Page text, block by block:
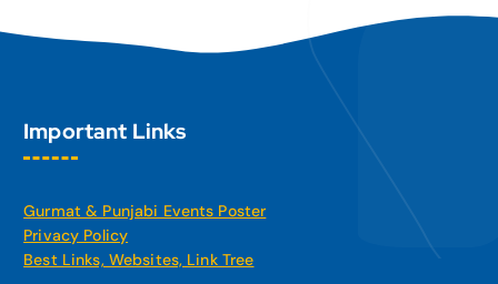
Important Links
Gurmat & Punjabi Events Poster
Privacy Policy
Best Links, Websites, Link Tree